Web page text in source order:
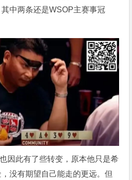
中两条还是WSOP主赛事冠
因此有了些转变，原本他只是希
没有期望自己能走的更远。但